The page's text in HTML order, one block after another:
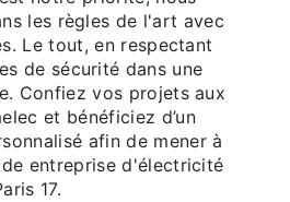
les règles de l'art avec
Le tout, en respectant
de sécurité dans une
Confiez vos projets aux
et bénéficiez d’un
afin de mener à
entreprise d'électricité
17.